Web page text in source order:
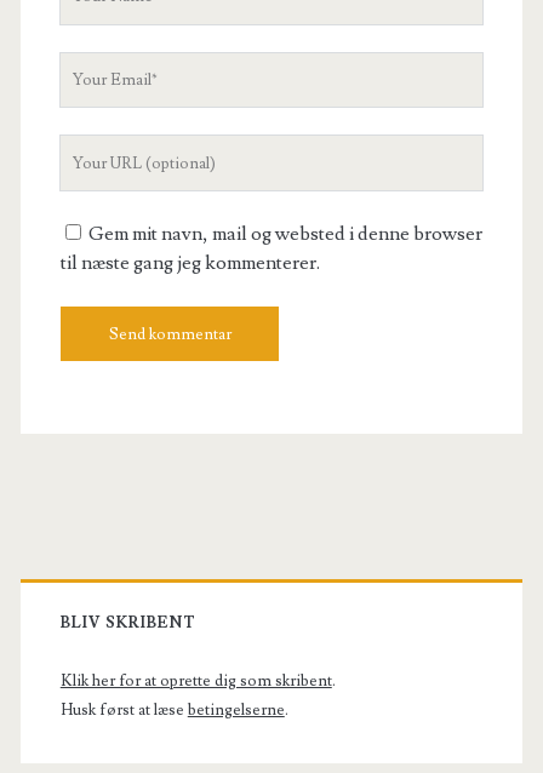
Gem mit navn, mail og websted i denne browser
til næste gang jeg kommenterer.
Primary
Sidebar
BLIV SKRIBENT
Klik her for at oprette dig som skribent.
Husk først at læse betingelserne.